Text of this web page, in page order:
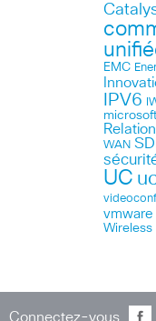
EMC
IPV6
microsoft
WAN
UC
vmware
Wireless
Connectez-vous